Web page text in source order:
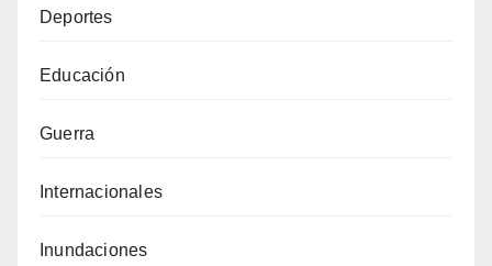
Deportes
Educación
Guerra
Internacionales
Inundaciones